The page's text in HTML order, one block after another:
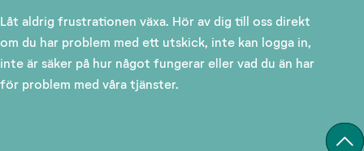
Låt aldrig frustrationen växa. Hör av dig till oss direkt
om du har problem med ett utskick, inte kan logga in,
inte är säker på hur något fungerar eller vad du än har
för problem med våra tjänster.